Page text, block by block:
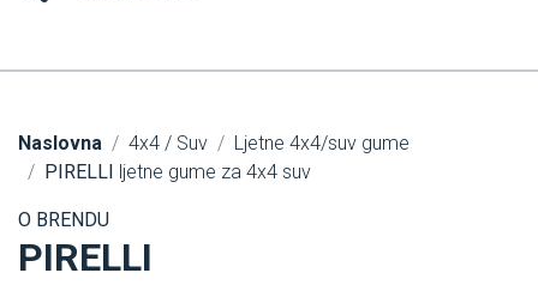
Naslovna 4x4 / Suv
Ljetne 4x4/suv gume
PIRELLI ljetne gume za 4x4 suv
O BRENDU
PIRELLI